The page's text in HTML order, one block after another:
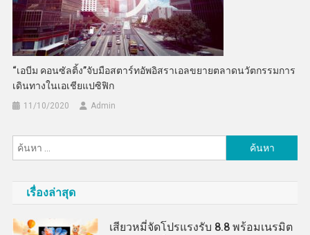
“เอบีม คอนซัลติ้ง”จับมือสตาร์ทอัพอิสราเอลขยายตลาดนวัตกรรมการ
เดินทางในเอเชียแปซิฟิก
11/10/2020 Admin
สำหรับ:
เรื่องล่าสุด
เสียวหมี่จัดโปรแรงรับ 8.8 พร้อมเนรมิต